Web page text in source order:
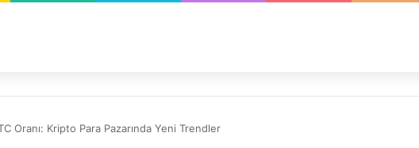
Oranı: Kripto Para Pazarında Yeni Trendler